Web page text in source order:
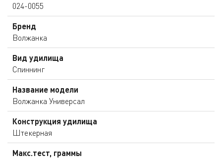
024-0055
Бренд
Волжанка
Вид удилища
Спиннинг
Название модели
Волжанка Универсал
Конструкция удилища
Штекерная
Макс.тест, граммы